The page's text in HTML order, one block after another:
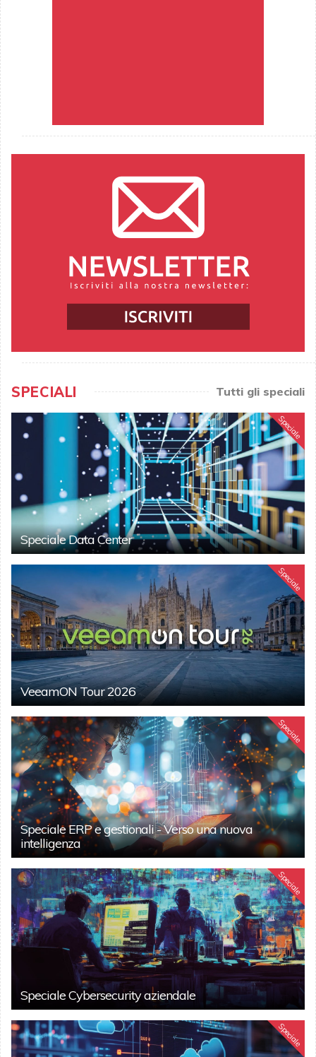
SPECIALI Tutti gli speciali
Speciale
Speciale Data Center
Speciale
VeeamON Tour 2026
Speciale
Speciale ERP e gestionali - Verso una nuova
intelligenza
Speciale
Speciale Cybersecurity aziendale
Speciale